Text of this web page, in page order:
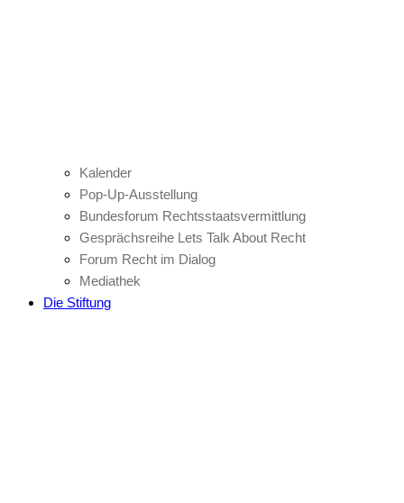
Kalender
Pop-Up-Ausstellung
Bundesforum Rechtsstaatsvermittlung
Gesprächsreihe Lets Talk About Recht
Forum Recht im Dialog
Mediathek
Die Stiftung